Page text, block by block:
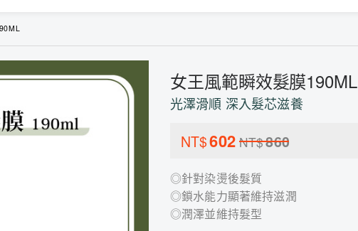
女王風範瞬效髮膜190ML
光澤滑順 深入髮芯滋養
NT$602 NT$860
◎針對染燙後髮質
◎鎖水能力顯著維持滋潤
◎潤澤並維持髮型